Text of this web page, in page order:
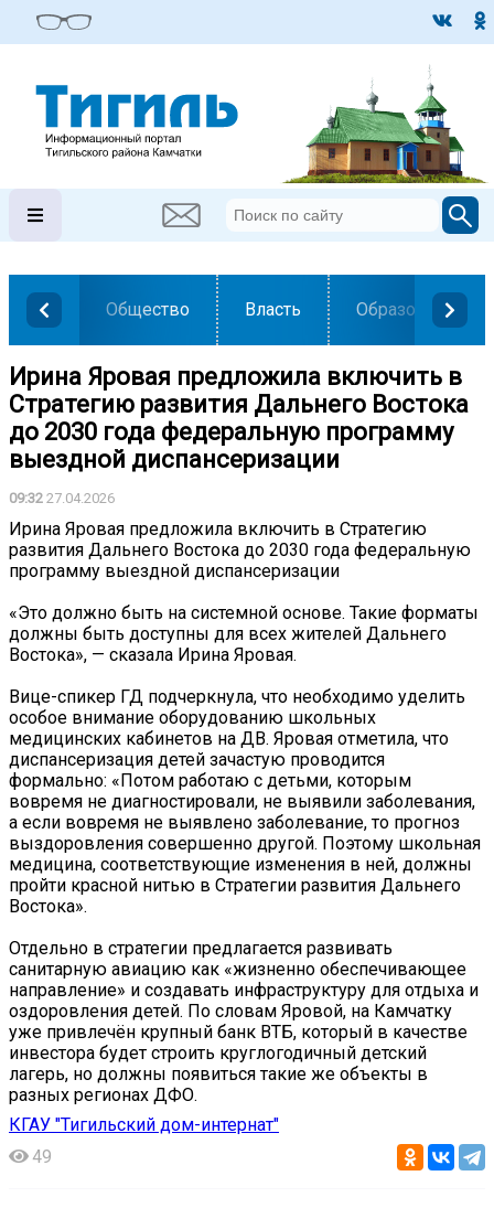
Общество Власть Образование
Ирина Яровая предложила включить в
Стратегию развития Дальнего Востока
до 2030 года федеральную программу
выездной диспансеризации
09:32 27.04.2026
Ирина Яровая предложила включить в Стратегию
развития Дальнего Востока до 2030 года федеральную
программу выездной диспансеризации
«Это должно быть на системной основе. Такие форматы
должны быть доступны для всех жителей Дальнего
Востока», — сказала Ирина Яровая.
Вице-спикер ГД подчеркнула, что необходимо уделить
особое внимание оборудованию школьных
медицинских кабинетов на ДВ. Яровая отметила, что
диспансеризация детей зачастую проводится
формально: «Потом работаю с детьми, которым
вовремя не диагностировали, не выявили заболевания,
а если вовремя не выявлено заболевание, то прогноз
выздоровления совершенно другой. Поэтому школьная
медицина, соответствующие изменения в ней, должны
пройти красной нитью в Стратегии развития Дальнего
Востока».
Отдельно в стратегии предлагается развивать
санитарную авиацию как «жизненно обеспечивающее
направление» и создавать инфраструктуру для отдыха и
оздоровления детей. По словам Яровой, на Камчатку
уже привлечён крупный банк ВТБ, который в качестве
инвестора будет строить круглогодичный детский
лагерь, но должны появиться такие же объекты в
разных регионах ДФО.
КГАУ "Тигильский дом-интернат"
49